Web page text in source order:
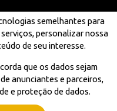
semelhantes para
personalizar nossa
de seu interesse.
que os dados sejam
anunciantes e parceiros,
e proteção de dados.